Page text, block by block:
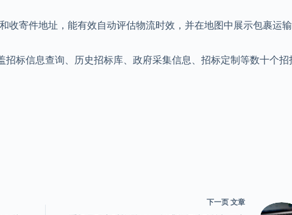
收寄件地址，能有效自动评估物流时效，并在地图中展示包裹运
招标信息查询、历史招标库、政府采集信息、招标定制等数十个招
下一页 文章